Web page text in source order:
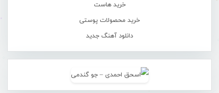
خرید هاست
خرید محصولات پوستی
دانلود آهنگ جدید